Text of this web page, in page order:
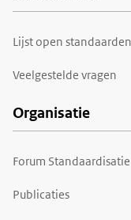
Lijst open standaarden
Veelgestelde vragen
Organisatie
Forum Standaardisatie
Publicaties